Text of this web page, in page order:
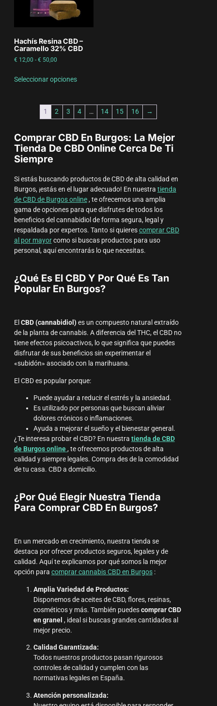
Hachís Resina CBD –
Caramello 32% CBD
€ 12,00 - € 50,00
Seleccionar opciones
1 2 3 4 … 14 15 16 →
Comprar CBD En Burgos: La Mejor
Tienda De CBD Online Cerca De Ti
Siempre
Si estás buscando productos de CBD de alta calidad en
Burgos, ¡estás en el lugar adecuado! En nuestra tienda
de CBD de Burgos online, te ofrecemos una amplia
gama de opciones para que disfrutes de todos los
beneficios del cannabidiol de forma segura, legal y
respaldada por expertos. Tanto si quierescomprar CBD
al por mayorcomo si buscas productos para uso
personal, aquí encontrarás lo que necesitas.
¿Qué Es El CBD Y Por Qué Es Tan
Popular En Burgos?
El CBD (cannabidiol)es un compuesto natural extraído
de la planta de cannabis. A diferencia del THC, el CBD no
tiene efectos psicoactivos, lo que significa que puedes
disfrutar de sus beneficios sin experimentar el
«subidón» asociado con la marihuana.
El CBD es popular porque:
Puede ayudar a reducir el estrés y la ansiedad.
Es utilizado por personas que buscan aliviar
dolores crónicos o inflamaciones.
Ayuda a mejorar el sueño y el bienestar general.
¿Te interesa probar el CBD? En nuestra tienda de CBD
de Burgos online, te ofrecemos productos de alta
calidad y siempre legales. Compra des de la comodidad
de tu casa. CBD a domicilio.
¿Por Qué Elegir Nuestra Tienda
Para Comprar CBD En Burgos?
En un mercado en crecimiento, nuestra tienda se
destaca por ofrecer productos seguros, legales y de
calidad. Aquí te explicamos por qué somos la mejor
opción para comprar cannabis CBD en Burgos:
Amplia Variedad de Productos:
Disponemos de aceites de CBD, flores, resinas,
cosméticos y más. También puedescomprar CBD
en granel , ideal si buscas grandes cantidades al
mejor precio.
Calidad Garantizada:
Todos nuestros productos pasan rigurosos
controles de calidad y cumplen con las
normativas legales en España.
Atención personalizada: